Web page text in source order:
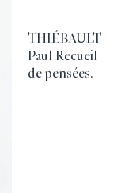
THIÉBAULT
Paul Recueil
de pensées.